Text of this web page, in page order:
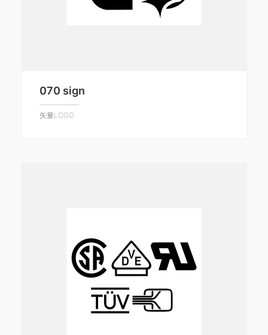
070 sign
矢量LOGO